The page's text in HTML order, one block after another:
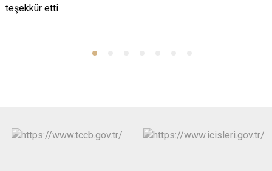
teşekkür etti.